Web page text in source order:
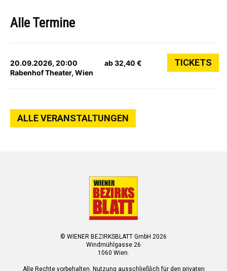
Alle Termine
20.09.2026, 20:00
Rabenhof Theater, Wien
ab 32,40 € TICKETS
ALLE VERANSTALTUNGEN
© WIENER BEZIRKSBLATT GmbH 2026
Windmühlgasse 26
1060 Wien.
Alle Rechte vorbehalten. Nutzung ausschließlich für den privaten